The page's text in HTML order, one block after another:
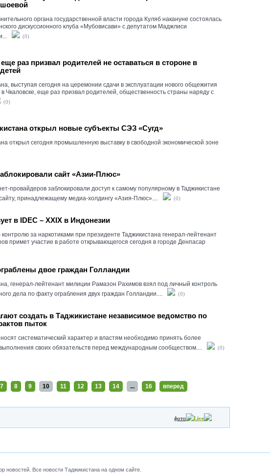
органа государственной власти города Куляб накануне состоялась
дискуссионного клуба «Мубовисави» с депутатом Маджлиси
(0)
раз призвал родителей не оставаться в стороне в
выступая сегодня на церемонии сдачи в эксплуатации нового общежития
в Чкаловске, еще раз призвал родителей, общественность страны наряду с
(0)
открыл новые субъекты СЭЗ «Сугд»
открыл сегодня промышленную выставку в свободной экономической зоне
сайт «Азии-Плюс»
провайдеров заблокировали доступ к самому популярному в Таджикистане
принадлежащему медиа-холдингу «Азия-Плюс»....
(0)
в IDEC – XXIX в Индонезии
контролю за наркотиками при президенте Таджикистана генерал-лейтенант
примет участие в работе открывающегося сегодня в городе Денпасар
двое граждан Голландии
генерал-лейтенант милиции Рамазон Рахимов взял под личный контроль
дела по факту ограбления двух граждан Голландии....
(0)
создать в Таджикистане независимое ведомство по
пыток
систематический характер и властям необходимо принять более
своих обязательств перед международным сообществом....
(0)
7 8 9 10 11 12 13 14 ... 16 вперед
фото Live
новостей. Все новости Таджикистана на одном сайте.